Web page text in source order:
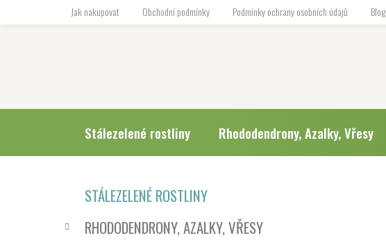
Jak nakupovat Obchodní podmínky Podmínky ochrany osobních údajů Blog
Stálezelené rostliny Rhododendrony, Azalky, Vřesy
Přeskočit
kategorie
e
STÁLEZELENÉ ROSTLINY
RHODODENDRONY, AZALKY, VŘESY